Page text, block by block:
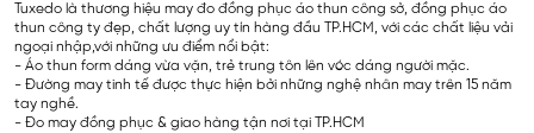
Tuxedo là thương hiệu may đo đồng phục áo thun công sở, đồng phục áo
thun công ty đẹp, chất lượng uy tín hàng đầu TP.HCM, với các chất liệu vải
ngoại nhập,với những ưu điểm nổi bật:
- Áo thun form dáng vừa vặn, trẻ trung tôn lên vóc dáng người mặc.
- Đường may tinh tế được thực hiện bởi những nghệ nhân may trên 15 năm
tay nghề.
- Đo may đồng phục & giao hàng tận nơi tại TP.HCM